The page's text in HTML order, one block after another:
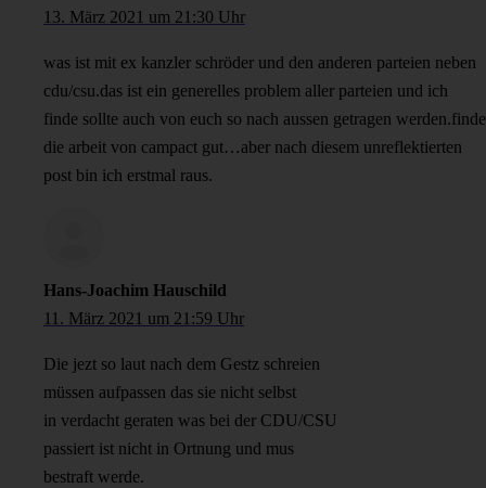
13. März 2021 um 21:30 Uhr
was ist mit ex kanzler schröder und den anderen parteien neben
cdu/csu.das ist ein generelles problem aller parteien und ich
finde sollte auch von euch so nach aussen getragen werden.finde
die arbeit von campact gut…aber nach diesem unreflektierten
post bin ich erstmal raus.
Hans-Joachim Hauschild
11. März 2021 um 21:59 Uhr
Die jezt so laut nach dem Gestz schreien
müssen aufpassen das sie nicht selbst
in verdacht geraten was bei der CDU/CSU
passiert ist nicht in Ortnung und mus
bestraft werde.